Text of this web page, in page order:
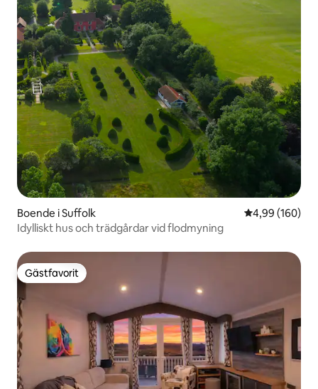
Boende i Suffolk 4,99 av 5 i
4,99 (160)
Idylliskt hus och trädgårdar vid flodmyning
Gästfavorit
Gästfavorit